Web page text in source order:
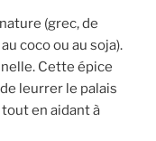
(grec, de
coco ou au soja).
Cette épice
leurrer le palais
en aidant à